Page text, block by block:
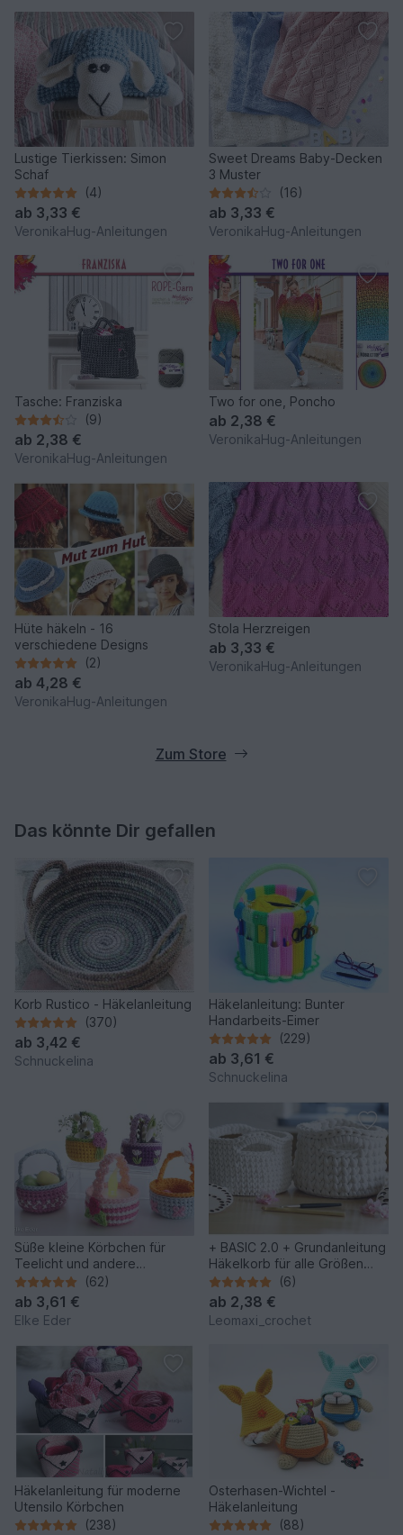
Lustige Tierkissen: Simon
Schaf
(4)
ab 3,33 €
VeronikaHug-Anleitungen
Sweet Dreams Baby-Decken
3 Muster
(16)
ab 3,33 €
VeronikaHug-Anleitungen
Tasche: Franziska
(9)
ab 2,38 €
VeronikaHug-Anleitungen
Two for one, Poncho
ab 2,38 €
VeronikaHug-Anleitungen
Hüte häkeln - 16
verschiedene Designs
(2)
ab 4,28 €
VeronikaHug-Anleitungen
Stola Herzreigen
ab 3,33 €
VeronikaHug-Anleitungen
Zum Store
Das könnte Dir gefallen
Korb Rustico - Häkelanleitung
(370)
ab 3,42 €
Schnuckelina
Häkelanleitung: Bunter
Handarbeits-Eimer
(229)
ab 3,61 €
Schnuckelina
Süße kleine Körbchen für
Teelicht und andere
Kleinigkeiten(62)
ab 3,61 €
Elke Eder
+ BASIC 2.0 + Grundanleitung
Häkelkorb für alle Größen
und 2 Garnstärken
(6)
ab 2,38 €
Leomaxi_crochet
Häkelanleitung für moderne
Utensilo Körbchen
(238)
Osterhasen-Wichtel -
Häkelanleitung
(88)